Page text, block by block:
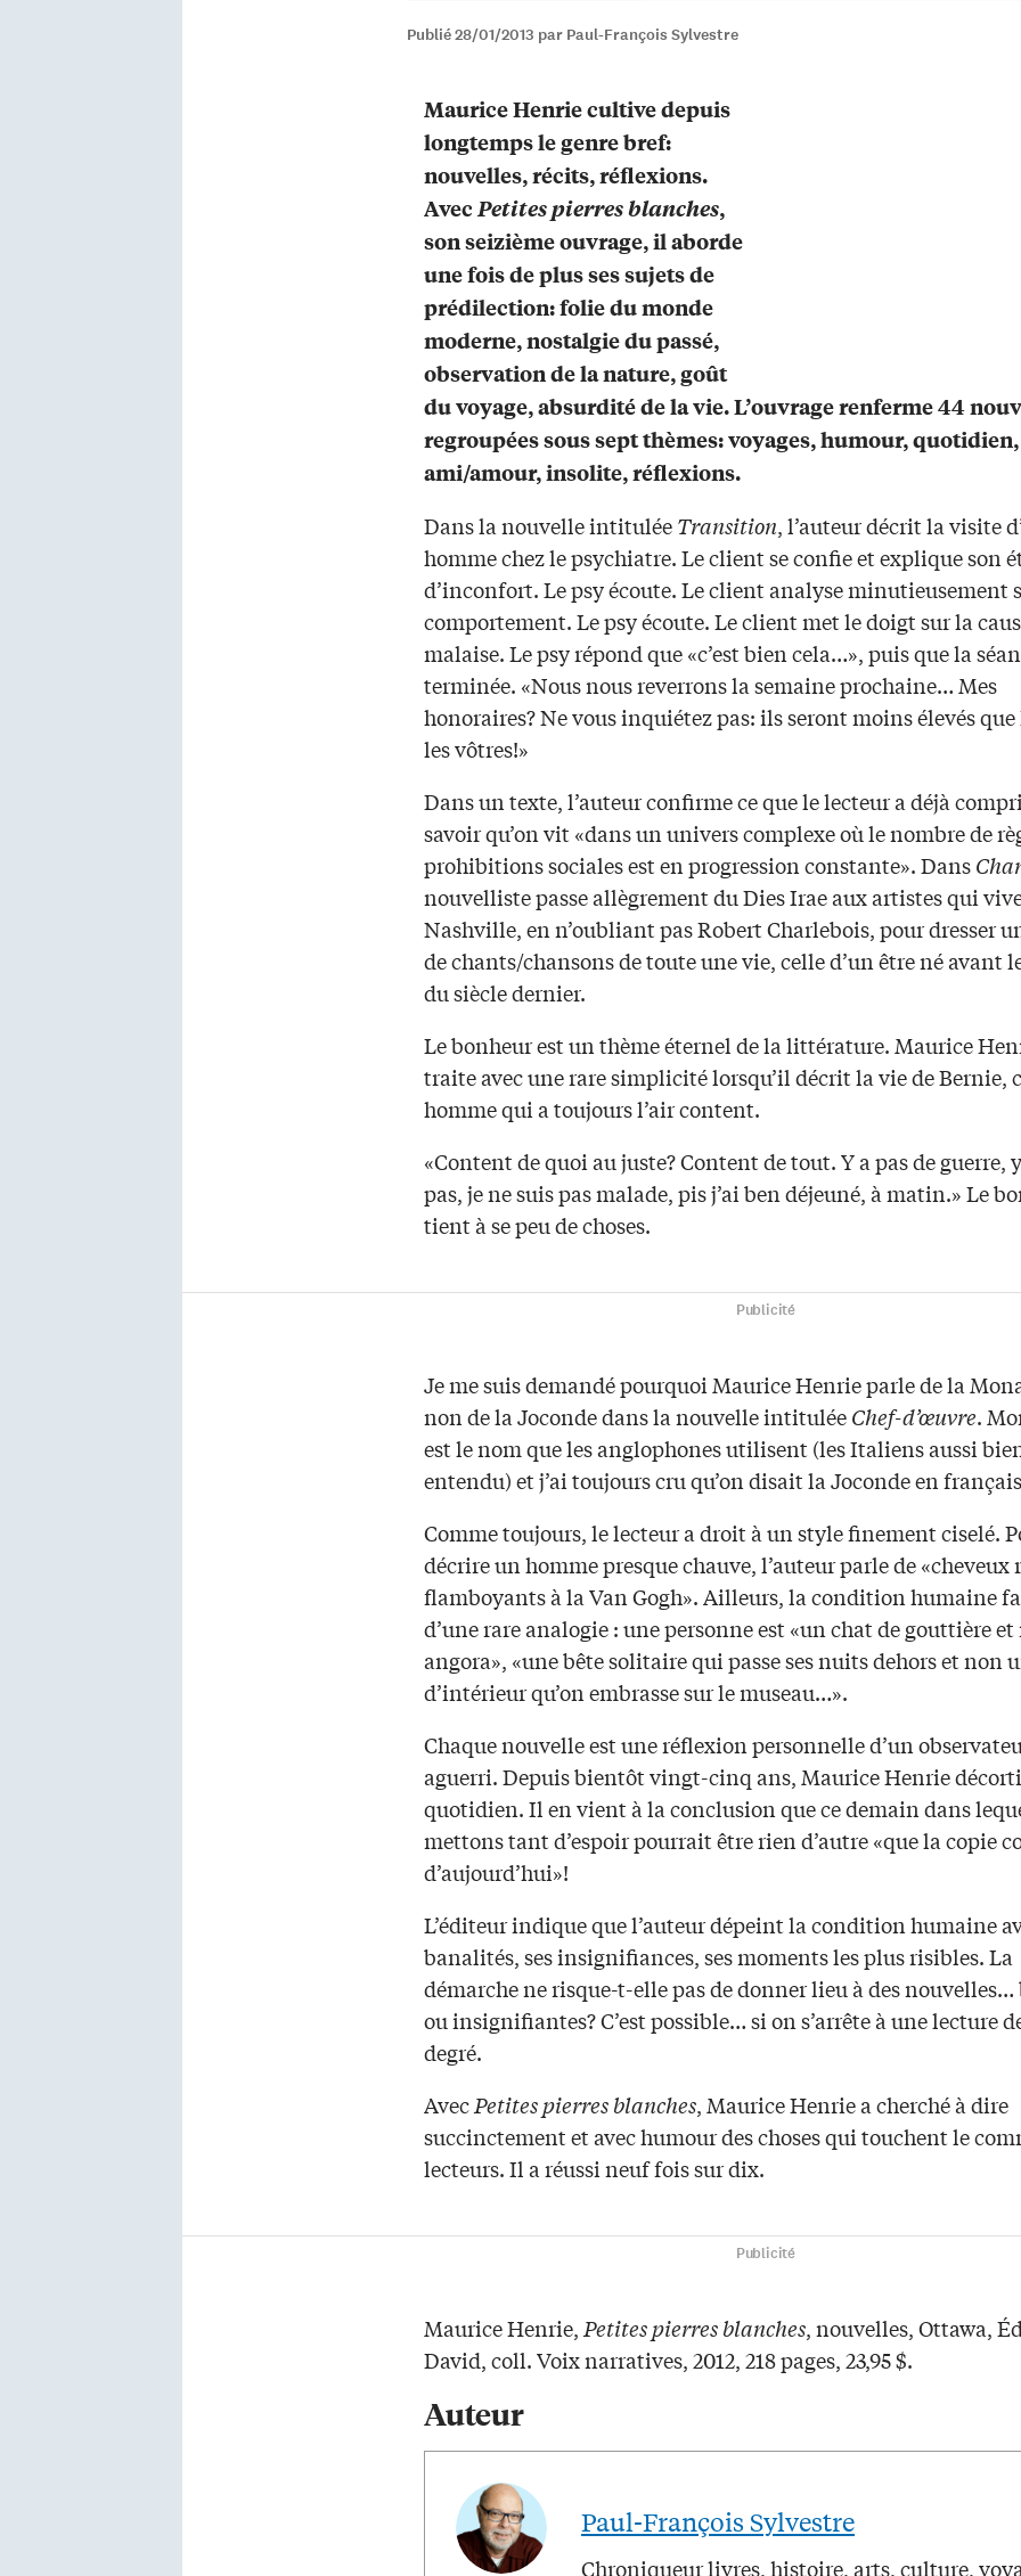
Publié 28/01/2013 par Paul-François Sylvestre
Maurice Henrie cultive depuis
longtemps le genre bref:
nouvelles, récits, réflexions.
AvecPetites pierres blanches,
son seizième ouvrage, il aborde
une fois de plus ses sujets de
prédilection: folie du monde
moderne, nostalgie du passé,
observation de la nature, goût
du voyage, absurdité de la vie. L’ouvrage renferme 44
regroupées sous sept thèmes: voyages, humour,
ami/amour, insolite, réflexions.
Dans la nouvelle intituléeTransition, l’auteur décrit la visite
homme chez le psychiatre. Le client se confie et explique son
d’inconfort. Le psy écoute. Le client analyse minutieusement
comportement. Le psy écoute. Le client met le doigt sur la
malaise. Le psy répond que «c’est bien cela…», puis que la
terminée. «Nous nous reverrons la semaine prochaine… Mes
honoraires? Ne vous inquiétez pas: ils seront moins élevés
les vôtres!»
Dans un texte, l’auteur confirme ce que le lecteur a déjà
savoir qu’on vit «dans un univers complexe où le nombre de
prohibitions sociales est en progression constante». Dans
nouvelliste passe allègrement du Dies Irae aux artistes qui
Nashville, en n’oubliant pas Robert Charlebois, pour dresser
de chants/chansons de toute une vie, celle d’un être né avant
du siècle dernier.
Le bonheur est un thème éternel de la littérature. Maurice
traite avec une rare simplicité lorsqu’il décrit la vie de Bernie,
homme qui a toujours l’air content.
«Content de quoi au juste? Content de tout. Y a pas de guerre,
pas, je ne suis pas malade, pis j’ai ben déjeuné, à matin.» Le
tient à se peu de choses.
Publicité
Je me suis demandé pourquoi Maurice Henrie parle de la
non de la Joconde dans la nouvelle intituléeChef-d’œuvre.
est le nom que les anglophones utilisent (les Italiens aussi
entendu) et j’ai toujours cru qu’on disait la Joconde en
Comme toujours, le lecteur a droit à un style finement ciselé.
décrire un homme presque chauve, l’auteur parle de «cheveux
flamboyants à la Van Gogh». Ailleurs, la condition humaine
d’une rare analogie : une personne est «un chat de gouttière
angora», «une bête solitaire qui passe ses nuits dehors et non
d’intérieur qu’on embrasse sur le museau…».
Chaque nouvelle est une réflexion personnelle d’un
aguerri. Depuis bientôt vingt-cinq ans, Maurice Henrie
quotidien. Il en vient à la conclusion que ce demain dans
mettons tant d’espoir pourrait être rien d’autre «que la copie
d’aujourd’hui»!
L’éditeur indique que l’auteur dépeint la condition humaine
banalités, ses insignifiances, ses moments les plus risibles. La
démarche ne risque-t-elle pas de donner lieu à des nouvelles…
ou insignifiantes? C’est possible… si on s’arrête à une lecture
degré.
AvecPetites pierres blanches, Maurice Henrie a cherché à dire
succinctement et avec humour des choses qui touchent le
lecteurs. Il a réussi neuf fois sur dix.
Publicité
Maurice Henrie,Petites pierres blanches, nouvelles, Ottawa,
David, coll. Voix narratives, 2012, 218 pages, 23,95 $.
Auteur
Paul-François Sylvestre
Chroniqueur livres, histoire, arts, culture,